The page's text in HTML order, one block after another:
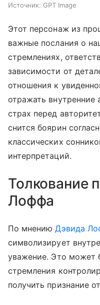
Источник: GPT Image
Этот персонаж из
важные послания о
стремлениях,
зависимости от
отношения к
отражать внутренние
страх перед
снится боярин
классических
интерпретаций.
Толкование
Лоффа
По мнению Дэвида
символизирует
уважение. Это может
стремления
получить признание